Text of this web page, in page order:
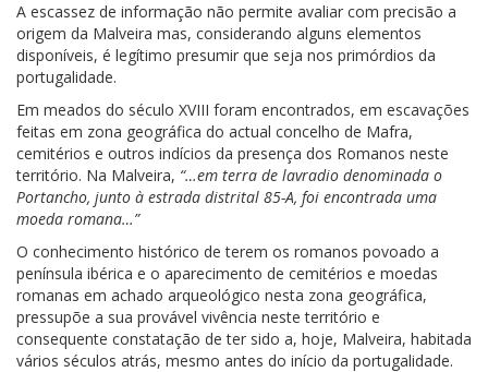
A escassez de informação não permite avaliar com precisão a
origem da Malveira mas, considerando alguns elementos
disponíveis, é legítimo presumir que seja nos primórdios da
portugalidade.
Em meados do século XVIII foram encontrados, em escavações
feitas em zona geográfica do actual concelho de Mafra,
cemitérios e outros indícios da presença dos Romanos neste
território. Na Malveira, “…em terra de lavradio denominada o
Portancho, junto à estrada distrital 85-A, foi encontrada uma
moeda romana…”
O conhecimento histórico de terem os romanos povoado a
península ibérica e o aparecimento de cemitérios e moedas
romanas em achado arqueológico nesta zona geográfica,
pressupõe a sua provável vivência neste território e
consequente constatação de ter sido a, hoje, Malveira, habitada
vários séculos atrás, mesmo antes do início da portugalidade.